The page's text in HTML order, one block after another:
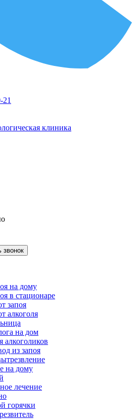
21
клиника
звонок
на дому
в стационаре
запоя
алкоголя
на дом
алкоголиков
из запоя
на дому
лечение
горячки